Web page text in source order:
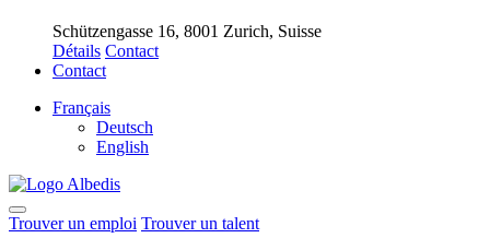
Schützengasse 16, 8001 Zurich, Suisse
Détails Contact
Contact
Français
Deutsch
English
Trouver un emploi Trouver un talent